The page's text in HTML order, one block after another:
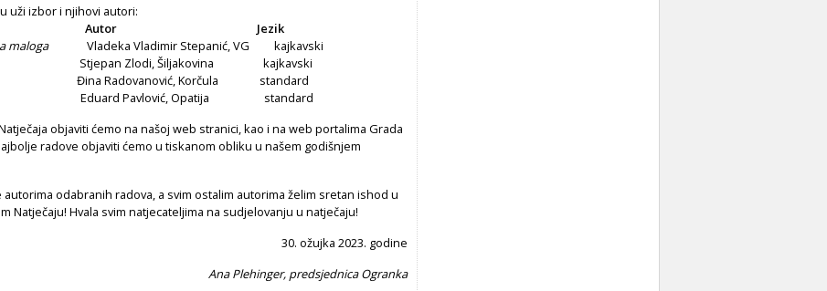
uži izbor i njihovi autori:
Autor
Jezik
malogaVladeka Vladimir Stepanić, VG kajkavski
Zlodi, Šiljakovina kajkavski
Radovanović, Korčula standard
Pavlović, Opatija standard
objaviti ćemo na našoj web stranici, kao i na web portalima Grada
radove objaviti ćemo u tiskanom obliku u našem godišnjem
odabranih radova, a svim ostalim autorima želim sretan ishod u
Natječaju! Hvala svim natjecateljima na sudjelovanju u natječaju!
30. ožujka 2023. godine
Ana Plehinger, predsjednica Ogranka